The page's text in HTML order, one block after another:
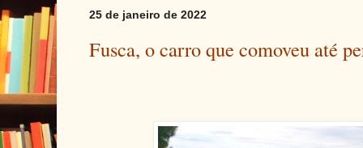
25 de janeiro de 2022
Fusca, o carro que comoveu até